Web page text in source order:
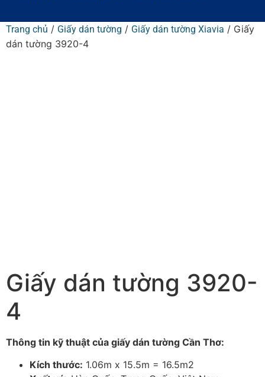
Trang chủ / Giấy dán tường / Giấy dán tường Xiavia / Giấy
dán tường 3920-4
Giấy dán tường 3920-
4
Thông tin kỹ thuật của giấy dán tường Cần Thơ:
Kích thước: 1.06m x 15.5m = 16.5m2